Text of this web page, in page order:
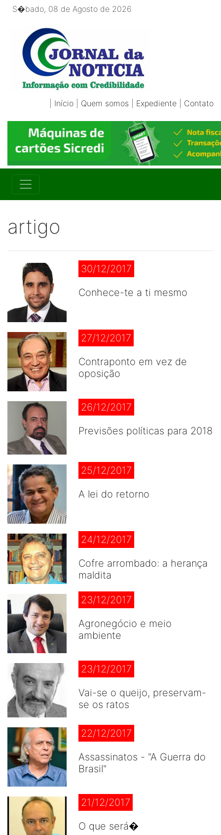
S�bado, 08 de Agosto de 2026
Início Quem somos Expediente Contato
artigo
30/12/2017
Conhece-te a ti mesmo
27/12/2017
Contraponto em vez de
oposição
26/12/2017
Previsões políticas para 2018
25/12/2017
A lei do retorno
24/12/2017
Cofre arrombado: a herança
maldita
23/12/2017
Agronegócio e meio
ambiente
23/12/2017
Vai-se o queijo, preservam-
se os ratos
22/12/2017
Assassinatos - "A Guerra do
Brasil"
21/12/2017
O que será�